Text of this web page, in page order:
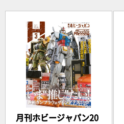
月刊ホビージャパン20